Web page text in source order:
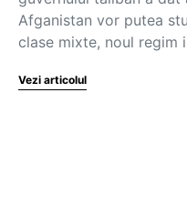
Afganistan vor putea
clase mixte, noul regim
Vezi articolul